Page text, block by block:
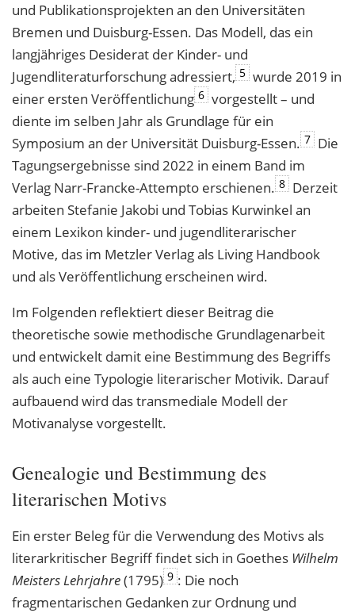
und Publikationsprojekten an den Universitäten
Bremen und Duisburg-Essen. Das Modell, das ein
langjähriges Desiderat der Kinder- und
Jugendliteraturforschung adressiert, 5 wurde 2019 in
einer ersten Veröffentlichung 6 vorgestellt – und
diente im selben Jahr als Grundlage für ein
Symposium an der Universität Duisburg-Essen. 7 Die
Tagungsergebnisse sind 2022 in einem Band im
Verlag Narr-Francke-Attempto erschienen. 8 Derzeit
arbeiten Stefanie Jakobi und Tobias Kurwinkel an
einem Lexikon kinder- und jugendliterarischer
Motive, das im Metzler Verlag als Living Handbook
und als Veröffentlichung erscheinen wird.
Im Folgenden reflektiert dieser Beitrag die
theoretische sowie methodische Grundlagenarbeit
und entwickelt damit eine Bestimmung des Begriffs
als auch eine Typologie literarischer Motivik. Darauf
aufbauend wird das transmediale Modell der
Motivanalyse vorgestellt.
Genealogie und Bestimmung des
literarischen Motivs
Ein erster Beleg für die Verwendung des Motivs als
literarkritischer Begriff findet sich in Goethes Wilhelm
Meisters Lehrjahre(1795) 9 : Die noch
fragmentarischen Gedanken zur Ordnung und